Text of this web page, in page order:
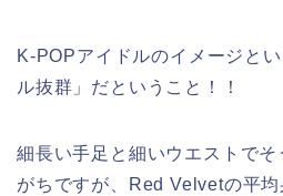
K-POPアイドルのイメージと
ル抜群」だということ！！
細長い手足と細いウエストでそ
がちですが、Red Velvetの平